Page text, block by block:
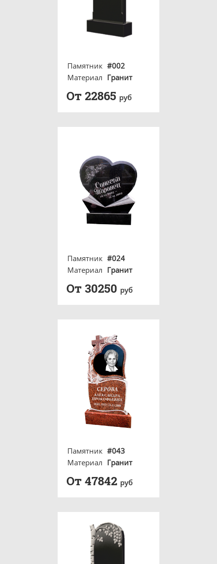
Памятник #002
Материал Гранит
От 22865 руб
Памятник #024
Материал Гранит
От 30250 руб
Памятник #043
Материал Гранит
От 47842 руб